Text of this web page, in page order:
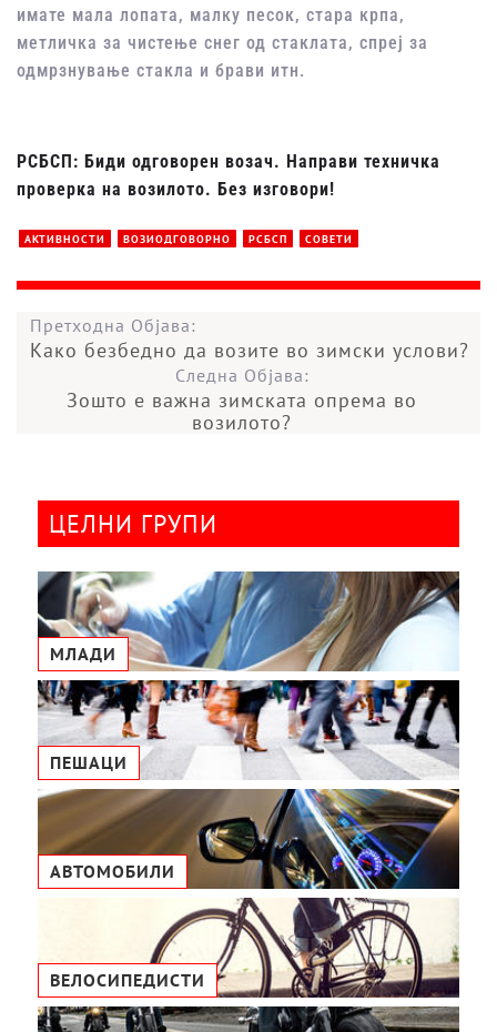
имате мала лопата, малку песок, стара крпа,
метличка за чистење снег од стаклата, спреј за
одмрзнување стакла и брави итн.
РСБСП: Биди одговорен возач. Направи техничка
проверка на возилото. Без изговори!
АКТИВНОСТИ ВОЗИОДГОВОРНО РСБСП СОВЕТИ
Претходна Објава:
Како безбедно да возите во зимски услови?
Следна Објава:
Зошто е важна зимската опрема во
возилото?
ЦЕЛНИ ГРУПИ
МЛАДИ
ПЕШАЦИ
АВТОМОБИЛИ
ВЕЛОСИПЕДИСТИ